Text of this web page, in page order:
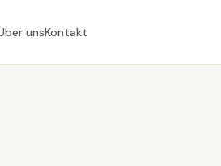
unsKontakt